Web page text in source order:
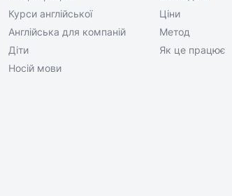
Курси англійської
Англійська для компаній
Діти
Носій мови
Ціни
Метод
Як це працює